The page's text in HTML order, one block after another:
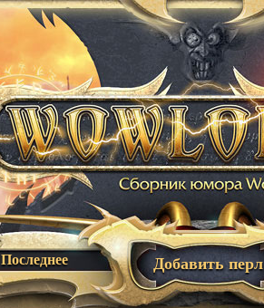
Последнее Добавить перл